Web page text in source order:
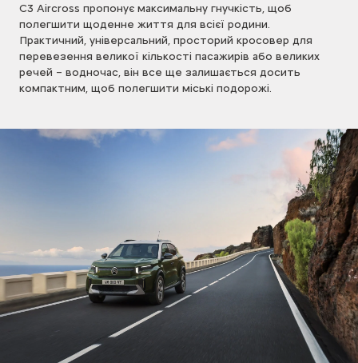
C3 Aircross пропонує максимальну гнучкість, щоб
полегшити щоденне життя для всієї родини.
Практичний, універсальний, просторий кросовер для
перевезення великої кількості пасажирів або великих
речей – водночас, він все ще залишається досить
компактним, щоб полегшити міські подорожі.